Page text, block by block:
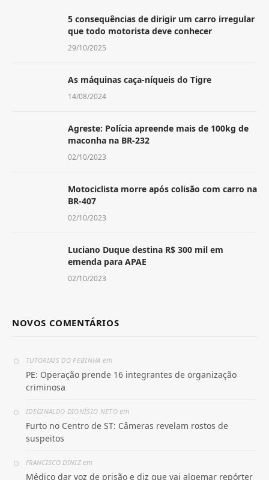
5 consequências de dirigir um carro irregular
que todo motorista deve conhecer
29/10/2025
As máquinas caça-níqueis do Tigre
14/08/2024
Agreste: Polícia apreende mais de 100kg de
maconha na BR-232
02/10/2023
Motociclista morre após colisão com carro na
BR-407
02/10/2023
Luciano Duque destina R$ 300 mil em
emenda para APAE
02/10/2023
NOVOS COMENTÁRIOS
TUTORIAIS DO PEBINHA em
PE: Operação prende 16 integrantes de organização
criminosa
IDEGINALDO DIONÍSIO NETOem
Furto no Centro de ST: Câmeras revelam rostos de
suspeitos
FRANCISCO DINIZem
Médico dar voz de prisão e diz que vai algemar repórter